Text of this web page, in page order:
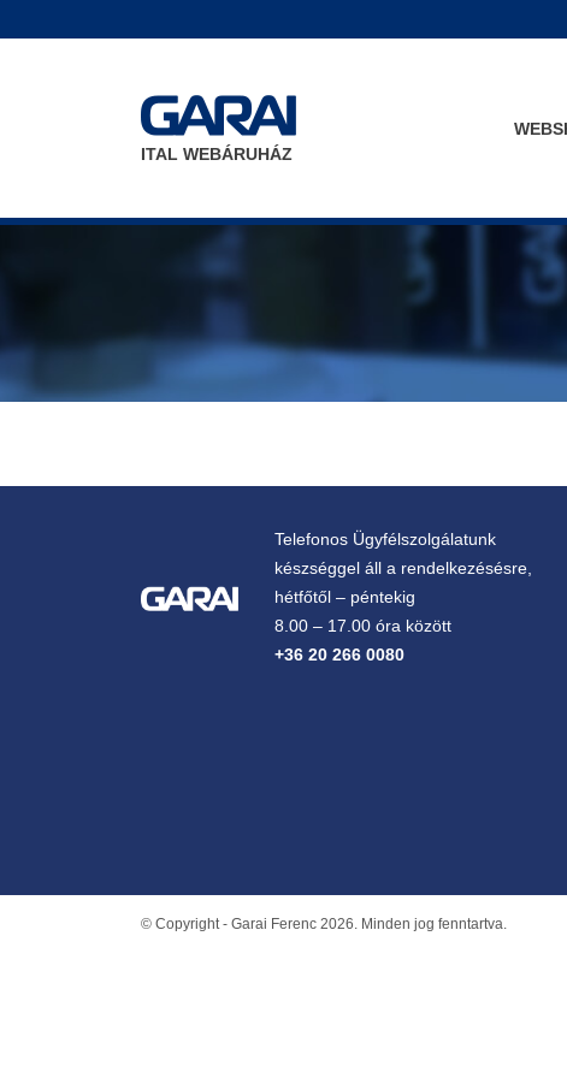
ITAL WEBÁRUHÁZ
Telefonos Ügyfélszolgálatunk
készséggel áll a rendelkezésésre,
hétfőtől – péntekig
8.00 – 17.00 óra között
+36 20 266 0080
© Copyright - Garai Ferenc 2026. Minden jog fenntartva.